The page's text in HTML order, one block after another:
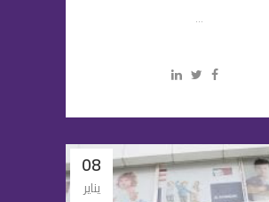
...
08
يناير